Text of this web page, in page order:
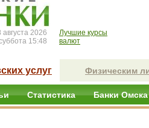
августа 2026
15:48
Лучшие курсы
валют
услуг Физическим
Статистика Банки Омска